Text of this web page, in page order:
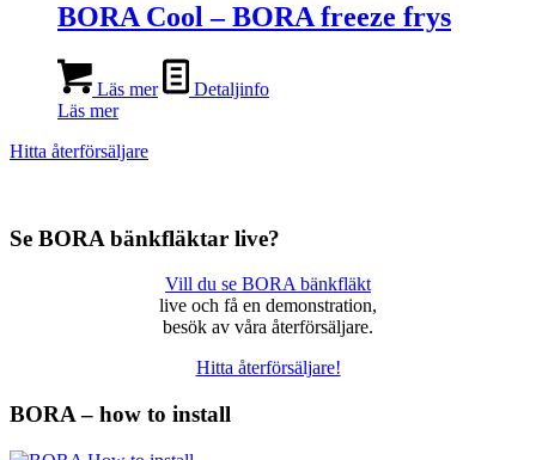
BORA Cool – BORA freeze frys
Läs mer
Detaljinfo
Läs mer
Hitta återförsäljare
Se BORA bänkfläktar live?
Vill du se BORA bänkfläkt
live och få en demonstration,
besök av våra återförsäljare.
Hitta återförsäljare!
BORA – how to install